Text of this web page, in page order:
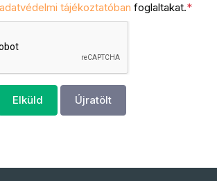
adatvédelmi tájékoztatóbanfoglaltakat.*